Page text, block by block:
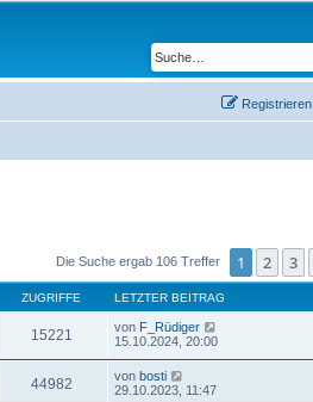
Registrieren
Die Suche ergab 106 Treffer 1 2 3
ZUGRIFFE LETZTER BEITRAG
15221 von F_Rüdiger
15.10.2024, 20:00
44982 von bosti
29.10.2023, 11:47